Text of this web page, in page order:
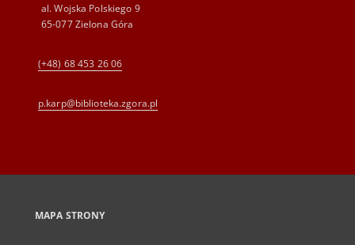
al. Wojska Polskiego 9
65-077 Zielona Góra
(+48) 68 453 26 06
p.karp@biblioteka.zgora.pl
MAPA STRONY